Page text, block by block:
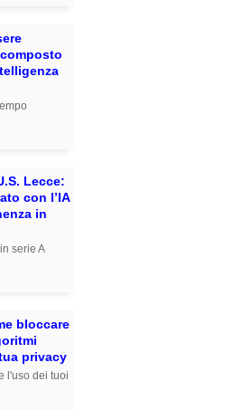
Lecce:
con l’IA
in
serie A
bloccare
privacy
l'uso dei tuoi